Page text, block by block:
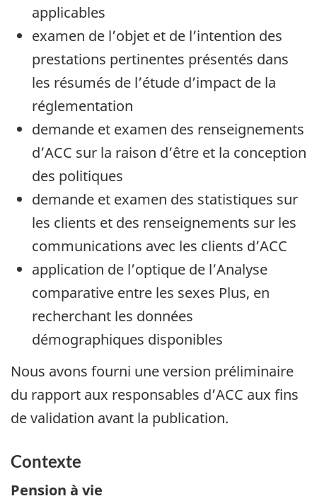
applicables
examen de l’objet et de l’intention des
prestations pertinentes présentés dans
les résumés de l’étude d’impact de la
réglementation
demande et examen des renseignements
d’ACC sur la raison d’être et la conception
des politiques
demande et examen des statistiques sur
les clients et des renseignements sur les
communications avec les clients d’ACC
application de l’optique de l’Analyse
comparative entre les sexes Plus, en
recherchant les données
démographiques disponibles
Nous avons fourni une version préliminaire
du rapport aux responsables d’ACC aux fins
de validation avant la publication.
Contexte
Pension à vie